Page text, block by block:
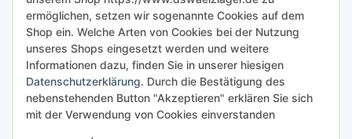
ermöglichen, setzen wir sogenannte Cookies auf dem
Shop ein. Welche Arten von Cookies bei der Nutzung
unseres Shops eingesetzt werden und weitere
Informationen dazu, finden Sie in unserer hiesigen
Datenschutzerklärung. Durch die Bestätigung des
nebenstehenden Button "Akzeptieren" erklären Sie sich
mit der Verwendung von Cookies einverstanden